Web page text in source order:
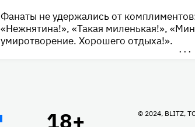
Фанаты не удержались от
«Нежнятина!», «Такая миленькая!»,
умиротворение. Хорошего отдыха!».
•••
© 2024, BLITZ,